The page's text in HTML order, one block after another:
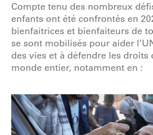
Compte tenu des nombreux
enfants ont été confrontés en
bienfaitrices et bienfaiteurs de
se sont mobilisés pour aider
des vies et à défendre les droits
monde entier, notamment en :